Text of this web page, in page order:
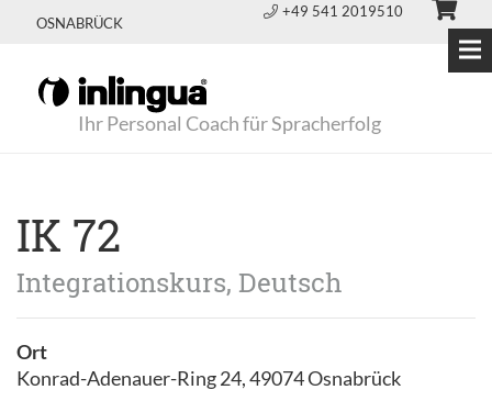
OSNABRÜCK
+49 541 2019510
Ihr Personal Coach für Spracherfolg
IK 72
Integrationskurs, Deutsch
Ort
Konrad-Adenauer-Ring 24, 49074 Osnabrück